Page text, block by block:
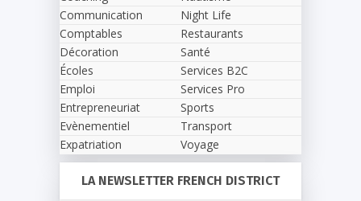
Communication
Comptables
Décoration
Écoles
Emploi
Entrepreneuriat
Evènementiel
Expatriation
Night Life
Restaurants
Santé
Services B2C
Services Pro
Sports
Transport
Voyage
LA NEWSLETTER FRENCH DISTRICT